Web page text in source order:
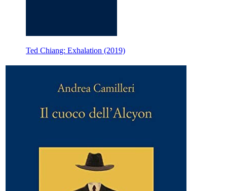
Ted Chiang: Exhalation (2019)